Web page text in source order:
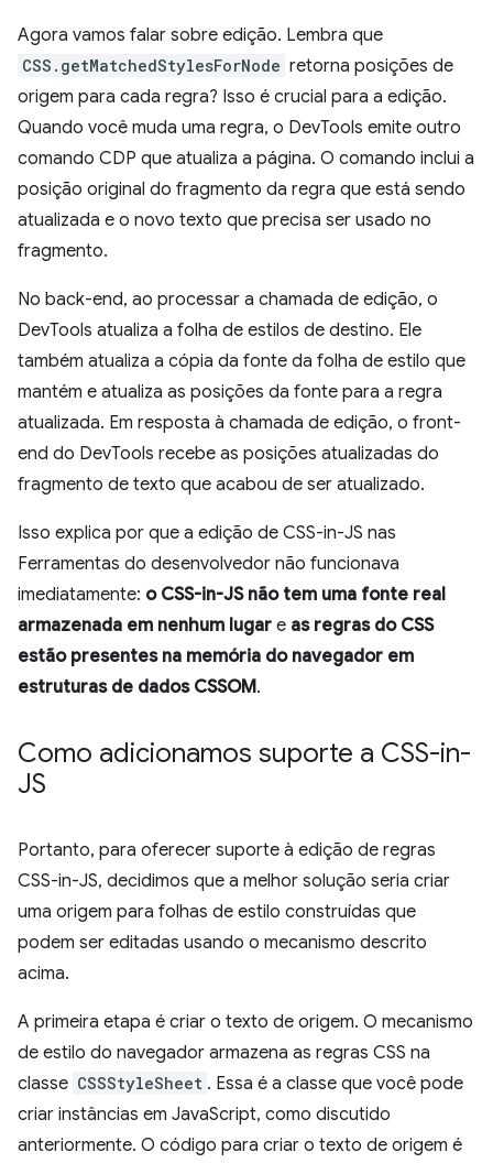
Agora vamos falar sobre edição. Lembra que
CSS.getMatchedStylesForNode retorna posições de
origem para cada regra? Isso é crucial para a edição.
Quando você muda uma regra, o DevTools emite outro
comando CDP que atualiza a página. O comando inclui a
posição original do fragmento da regra que está sendo
atualizada e o novo texto que precisa ser usado no
fragmento.
No back-end, ao processar a chamada de edição, o
DevTools atualiza a folha de estilos de destino. Ele
também atualiza a cópia da fonte da folha de estilo que
mantém e atualiza as posições da fonte para a regra
atualizada. Em resposta à chamada de edição, o front-
end do DevTools recebe as posições atualizadas do
fragmento de texto que acabou de ser atualizado.
Isso explica por que a edição de CSS-in-JS nas
Ferramentas do desenvolvedor não funcionava
imediatamente: o CSS-in-JS não tem uma fonte real
armazenada em nenhum lugar e as regras do CSS
estão presentes na memória do navegador em
estruturas de dados CSSOM.
Como adicionamos suporte a CSS-in-
JS
Portanto, para oferecer suporte à edição de regras
CSS-in-JS, decidimos que a melhor solução seria criar
uma origem para folhas de estilo construídas que
podem ser editadas usando o mecanismo descrito
acima.
A primeira etapa é criar o texto de origem. O mecanismo
de estilo do navegador armazena as regras CSS na
classe CSSStyleSheet . Essa é a classe que você pode
criar instâncias em JavaScript, como discutido
anteriormente. O código para criar o texto de origem é